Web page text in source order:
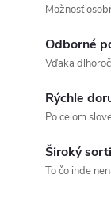
Možnosť
Odborné
Vďaka
Rýchle
Po celom
Široký
To čo inde